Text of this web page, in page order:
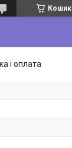
Кошик
і оплата